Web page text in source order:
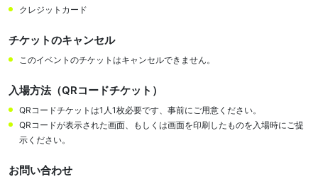
クレジットカード
チケットのキャンセル
このイベントのチケットはキャンセルできません。
入場方法（QRコードチケット）
QRコードチケットは1人1枚必要です、事前にご用意ください。
QRコードが表示された画面、もしくは画面を印刷したものを入場時にご提
示ください。
お問い合わせ